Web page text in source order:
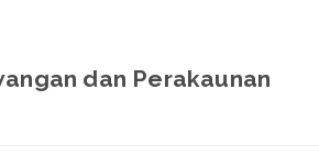
dan Perakaunan